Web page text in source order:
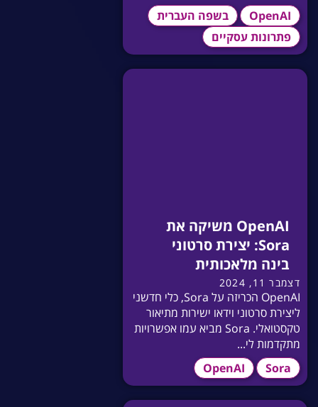
OpenAI
בשפה העברית
פתרונות עסקיים
OpenAI משיקה את
Sora: יצירת סרטוני
בינה מלאכותית
דצמבר 11, 2024
OpenAI הכריזה על Sora, כלי חדשני
ליצירת סרטוני וידאו ישירות מתיאור
טקסטואלי. Sora מביא עמו אפשרויות
מתקדמות לי...
Sora
OpenAI